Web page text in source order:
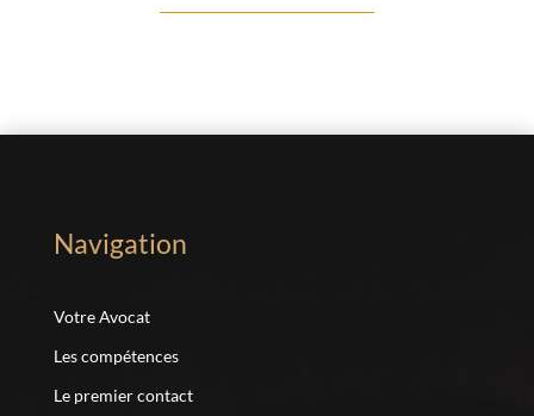
Navigation
Votre Avocat
Les compétences
Le premier contact